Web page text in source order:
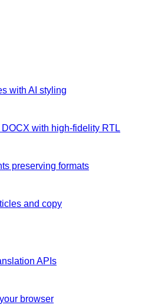
with AI styling
with high-fidelity RTL
preserving formats
and copy
APIs
browser